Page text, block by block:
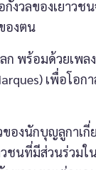
วลของเยาวช
องตน
ร้อมด้วยเพลง
เพื่อโอก
งนักบุญลูกาเกี่
นที่มีส่วนร่วมใ